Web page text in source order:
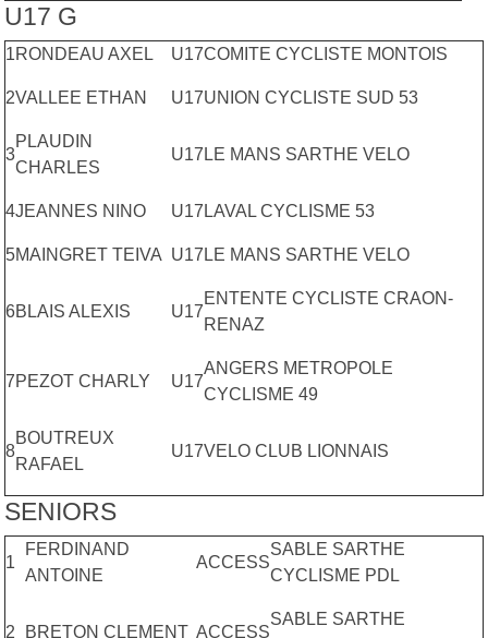
U17 G
1RONDEAU AXEL U17COMITE CYCLISTE MONTOIS
2VALLEE ETHAN U17UNION CYCLISTE SUD 53
3
PLAUDIN
CHARLES
U17 LE MANS SARTHE VELO
4JEANNES NINO U17 LAVAL CYCLISME 53
5MAINGRET TEIVA U17 LE MANS SARTHE VELO
6BLAIS ALEXIS U17
ENTENTE CYCLISTE CRAON-
RENAZ
7PEZOT CHARLY U17
ANGERS METROPOLE
CYCLISME 49
8
BOUTREUX
RAFAEL
U17VELO CLUB LIONNAIS
SENIORS
1
FERDINAND
ANTOINE
ACCESS
SABLE SARTHE
CYCLISME PDL
2 BRETON CLEMENT ACCESS
SABLE SARTHE